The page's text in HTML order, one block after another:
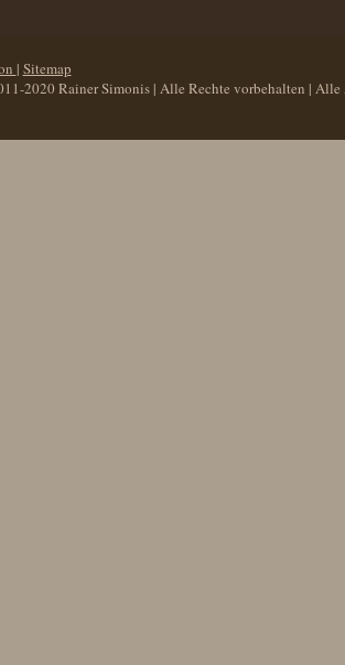
| Sitemap
2020 Rainer Simonis | Alle Rechte vorbehalten | Alle